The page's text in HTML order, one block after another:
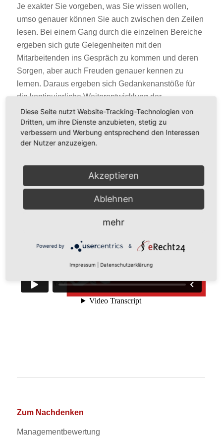
Je exakter Sie vorgeben, was Sie wissen wollen,
umso genauer können Sie auch zwischen den Zeilen
lesen. Bei einem Gang durch die einzelnen Bereiche
ergeben sich gute Gelegenheiten mit den
Mitarbeitenden ins Gespräch zu kommen und deren
Sorgen, aber auch Freuden genauer kennen zu
lernen. Daraus ergeben sich Gedankenanstöße für
die kontinuierliche Weiterentwicklung der
Mitarbeitenden und des Unternehmens.
Zum Nachdenken
Managementbewertung
Diese Seite nutzt Website-Tracking-Technologien von
Dritten, um ihre Dienste anzubieten, stetig zu
verbessern und Werbung entsprechend den Interessen
der Nutzer anzuzeigen.
Akzeptieren
Ablehnen
mehr
Powered by &
Impressum Datenschutzerklärung